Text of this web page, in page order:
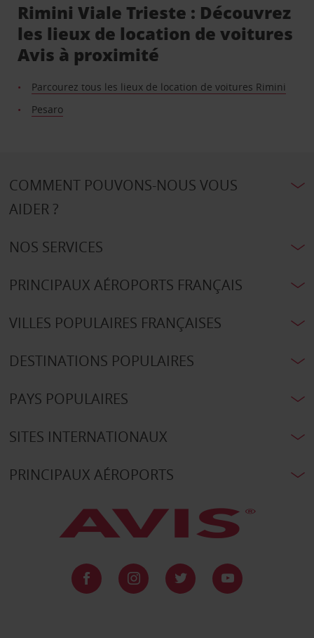
Rimini Viale Trieste : Découvrez
les lieux de location de voitures
Avis à proximité
Parcourez tous les lieux de location de voitures Rimini
Pesaro
COMMENT POUVONS-NOUS VOUS
AIDER ?
NOS SERVICES
PRINCIPAUX AÉROPORTS FRANÇAIS
VILLES POPULAIRES FRANÇAISES
DESTINATIONS POPULAIRES
PAYS POPULAIRES
SITES INTERNATIONAUX
PRINCIPAUX AÉROPORTS